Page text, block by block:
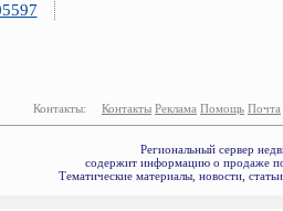
Контакты: Контакты Реклама Помощь Почта
Региональный сервер
содержит информацию о продаже
Тематические материалы, новости,